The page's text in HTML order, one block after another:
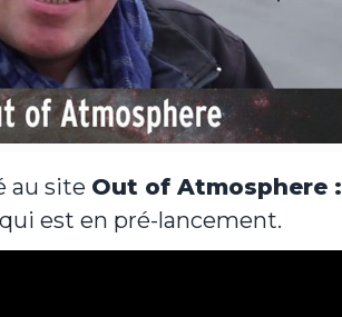
au site Out of Atmosphere :
qui est en pré-lancement.